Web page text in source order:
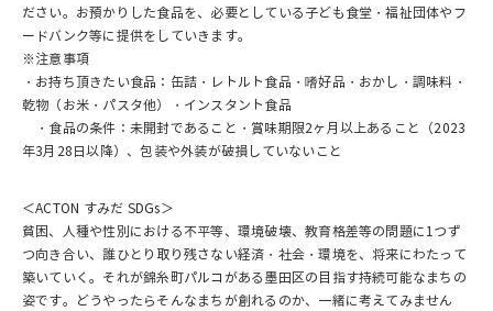
ださい。お預かりした食品を、必要としている子ども食堂・福祉団体やフ
ードバンク等に提供をしていきます。
※注意事項
・お持ち頂きたい食品：缶詰・レトルト食品・嗜好品・おかし・調味料・
乾物（お米・パスタ他）・インスタント食品
・食品の条件：未開封であること・賞味期限2ヶ月以上あること（2023
年3月28日以降）、包装や外装が破損していないこと
＜ACTON すみだ SDGs＞
貧困、人種や性別における不平等、環境破壊、教育格差等の問題に1つず
つ向き合い、誰ひとり取り残さない経済・社会・環境を、将来にわたって
築いていく。それが錦糸町パルコがある墨田区の目指す持続可能なまちの
姿です。どうやったらそんなまちが創れるのか、一緒に考えてみません